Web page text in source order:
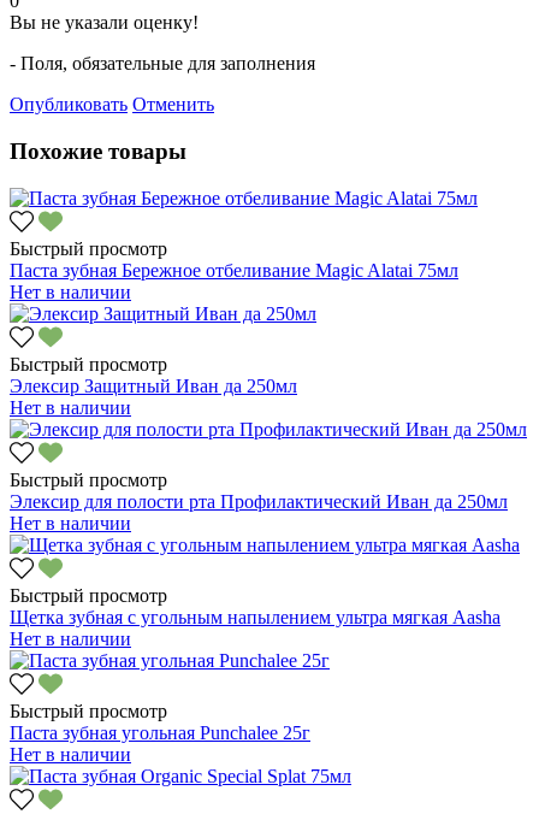
Вы не указали оценку!
- Поля, обязательные для заполнения
Опубликовать Отменить
Похожие товары
Быстрый просмотр
Паста зубная Бережное отбеливание Magic Alatai 75мл
Нет в наличии
Быстрый просмотр
Элексир Защитный Иван да 250мл
Нет в наличии
Быстрый просмотр
Элексир для полости рта Профилактический Иван да 250мл
Нет в наличии
Быстрый просмотр
Щетка зубная с угольным напылением ультра мягкая Aasha
Нет в наличии
Быстрый просмотр
Паста зубная угольная Punchalee 25г
Нет в наличии